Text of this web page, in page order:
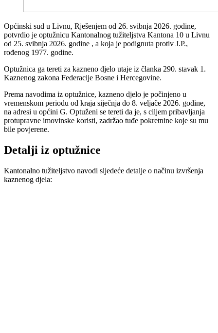
Općinski sud u Livnu, Rješenjem od 26. svibnja 2026. godine,
potvrdio je optužnicu Kantonalnog tužiteljstva Kantona 10 u Livnu
od 25. svibnja 2026. godine , a koja je podignuta protiv J.P.,
rođenog 1977. godine.
Optužnica ga tereti za kazneno djelo utaje iz članka 290. stavak 1.
Kaznenog zakona Federacije Bosne i Hercegovine.
Prema navodima iz optužnice, kazneno djelo je počinjeno u
vremenskom periodu od kraja siječnja do 8. veljače 2026. godine,
na adresi u općini G. Optuženi se tereti da je, s ciljem pribavljanja
protupravne imovinske koristi, zadržao tuđe pokretnine koje su mu
bile povjerene.
Detalji iz optužnice
Kantonalno tužiteljstvo navodi sljedeće detalje o načinu izvršenja
kaznenog djela: